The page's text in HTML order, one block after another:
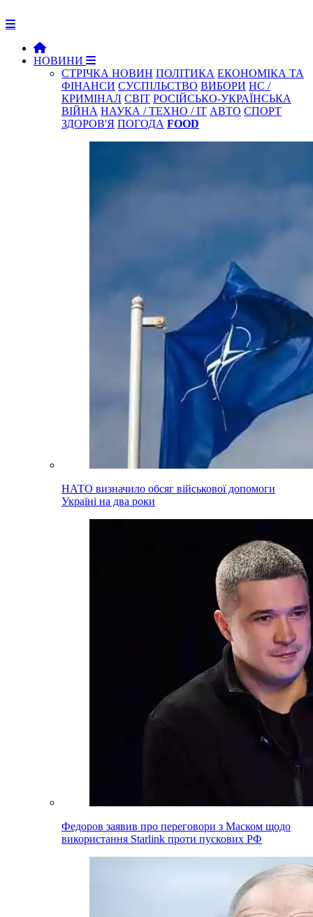
НОВИНИ
СТРІЧКА НОВИН ПОЛІТИКА ЕКОНОМІКА ТА
ФІНАНСИ СУСПІЛЬСТВО ВИБОРИ НС /
КРИМІНАЛ СВІТ РОСІЙСЬКО-УКРАЇНСЬКА
ВІЙНА НАУКА / ТЕХНО / IT АВТО СПОРТ
ЗДОРОВ'Я ПОГОДА FOOD
НАТО визначило обсяг військової допомоги
Україні на два роки
Федоров заявив про переговори з Маском щодо
використання Starlink проти пускових РФ